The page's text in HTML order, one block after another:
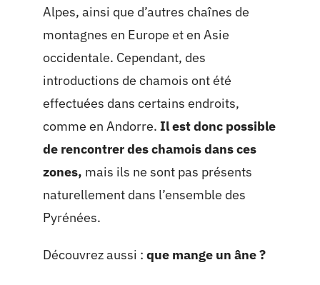
Alpes, ainsi que d’autres chaînes de
montagnes en Europe et en Asie
occidentale. Cependant, des
introductions de chamois ont été
effectuées dans certains endroits,
comme en Andorre. Il est donc possible
de rencontrer des chamois dans ces
zones, mais ils ne sont pas présents
naturellement dans l’ensemble des
Pyrénées.
Découvrez aussi : que mange un âne ?